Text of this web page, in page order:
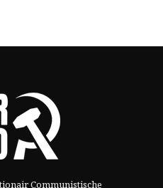
Communistische